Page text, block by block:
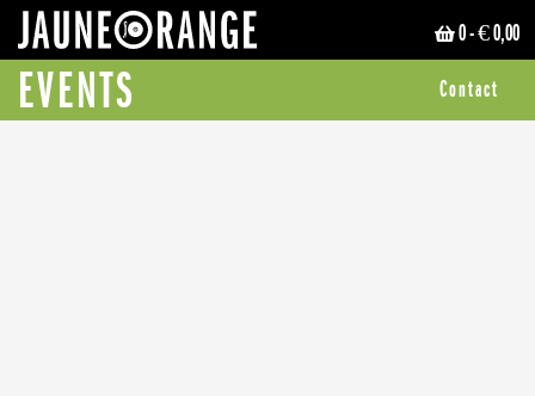
0- € 0,00
EVENTS Contact